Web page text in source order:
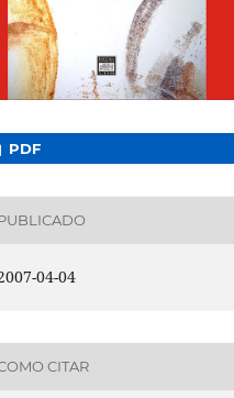
PDF
04-04
CITAR